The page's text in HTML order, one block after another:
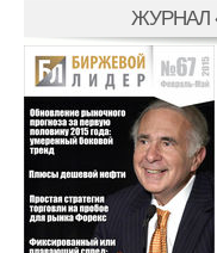
ЖУРНАЛ